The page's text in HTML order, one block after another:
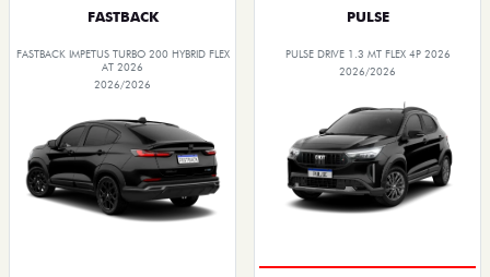
FASTBACK
FASTBACK IMPETUS TURBO 200 HYBRID FLEX
AT 2026
2026/2026
PULSE
PULSE DRIVE 1.3 MT FLEX 4P 2026
2026/2026